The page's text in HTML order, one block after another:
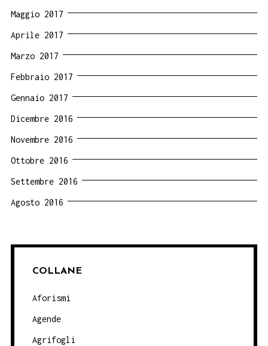
Maggio 2017
Aprile 2017
Marzo 2017
Febbraio 2017
Gennaio 2017
Dicembre 2016
Novembre 2016
Ottobre 2016
Settembre 2016
Agosto 2016
COLLANE
Aforismi
Agende
Agrifogli